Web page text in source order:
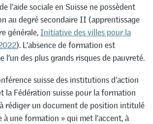
l’aide sociale en Suisse ne possèdent
au degré secondaire II (apprentissage
générale,Initiative des villes pour la
). L’absence de formation est
l’un des plus grands risques de pauvreté.
suisse des institutions d’action
la Fédération suisse pour la formation
rédiger un document de position intitulé
à une formation » qui met l’accent, à